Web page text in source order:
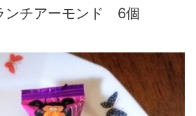
ンチアーモンド 6個